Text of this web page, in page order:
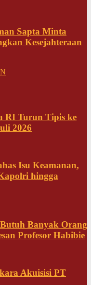
Sapta Minta
Kesejahteraan
RI Turun Tipis ke
2026
Isu Keamanan,
hingga
Banyak Orang
Profesor Habibie
Akuisisi PT